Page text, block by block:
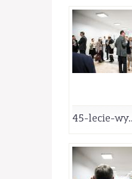
45-lecie-